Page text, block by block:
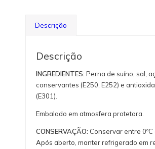
Descrição
Descrição
INGREDIENTES: Perna de suíno, sal,
conservantes (E250, E252) e
(E301).
Embalado em atmosfera protetora.
CONSERVAÇÃO: Conservar entre 0ºC
Após aberto, manter refrigerado em